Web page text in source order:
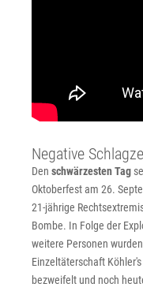
Negative
Den schwärzesten Tag
Oktoberfest am 26.
21-jährige
Bombe. In Folge der
weitere Personen
Einzeltäterschaft
bezweifelt und noch